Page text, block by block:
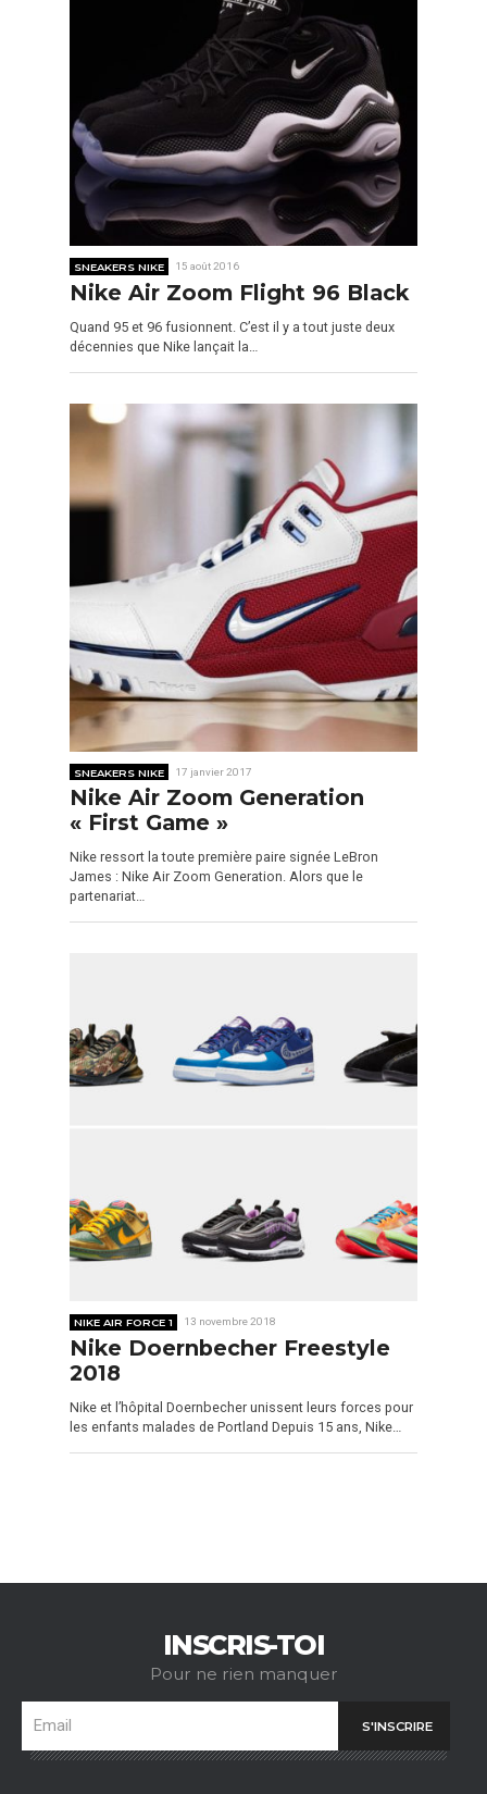
SNEAKERS NIKE 15 août 2016
Nike Air Zoom Flight 96 Black
Quand 95 et 96 fusionnent. C’est il y a tout juste deux
décennies que Nike lançait la…
SNEAKERS NIKE 17 janvier 2017
Nike Air Zoom Generation
« First Game »
Nike ressort la toute première paire signée LeBron
James : Nike Air Zoom Generation. Alors que le
partenariat…
NIKE AIR FORCE 1 13 novembre 2018
Nike Doernbecher Freestyle
2018
Nike et l’hôpital Doernbecher unissent leurs forces pour
les enfants malades de Portland Depuis 15 ans, Nike…
INSCRIS-TOI
Pour ne rien manquer